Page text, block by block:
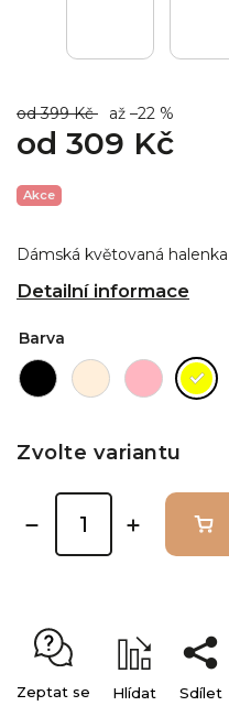
od 399 Kč až –22 %
od 309 Kč
Dámská květovaná halenka
Detailní informace
Akce
Barva
Zvolte variantu
Zeptat se Hlídat Sdílet